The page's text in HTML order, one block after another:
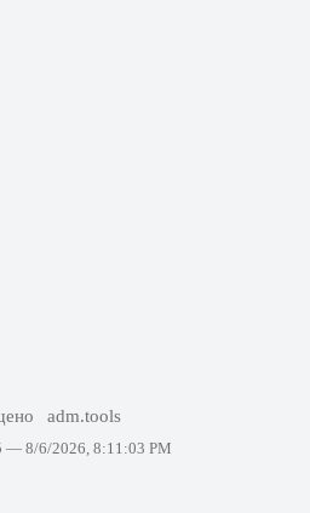
adm.tools
— 8/6/2026, 8:11:03 PM